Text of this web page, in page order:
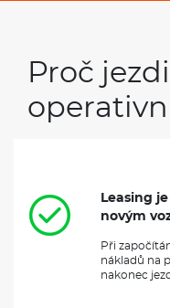
Proč
Leasing
novým
Při
nákladů na
nakonec